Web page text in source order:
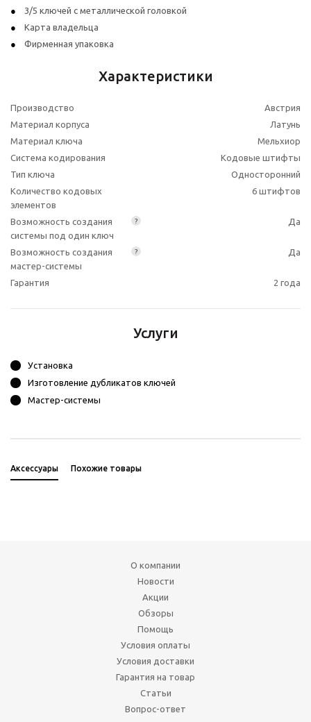
3/5 ключей с металлической головкой
Карта владельца
Фирменная упаковка
Характеристики
Производство
Австрия
Материал корпуса
Латунь
Материал ключа
Мельхиор
Система кодирования
Кодовые штифты
Тип ключа
Односторонний
Количество кодовых
элементов
6 штифтов
?
Возможность создания
системы под один ключ
Да
?
Возможность создания
мастер-системы
Да
Гарантия 2 года
Услуги
Установка
Изготовление дубликатов ключей
Мастер-системы
Аксессуары Похожие товары
О компании
Новости
Акции
Обзоры
Помощь
Условия оплаты
Условия доставки
Гарантия на товар
Статьи
Вопрос-ответ